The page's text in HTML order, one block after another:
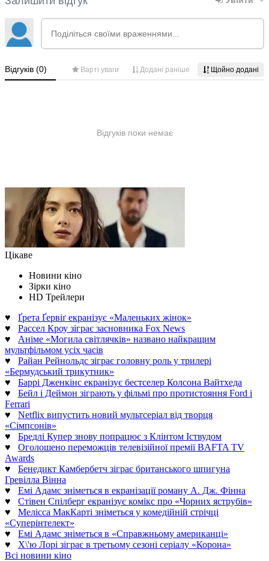
Цікаве
Новини кіно
Зірки кіно
HD Трейлери
♥ Ґрета Ґервіґ екранізує «Маленьких жінок»
♥ Рассел Кроу зіграє засновника Fox News
♥ Аніме «Могила світлячків» названо найкращим
мультфільмом усіх часів
♥ Райан Рейнольдс зіграє головну роль у трилері
«Бермудський трикутник»
♥ Баррі Дженкінс екранізує бестселер Колсона Вайтхеда
♥ Бейл і Деймон зіграють у фільмі про протистояння Ford і
Ferrari
♥ Netflix випустить новий мультсеріал від творця
«Сімпсонів»
♥ Бредлі Купер знову попрацює з Клінтом Іствудом
♥ Оголошено переможців телевізійної премії BAFTA TV
Awards
♥ Бенедикт Камбербетч зіграє британського шпигуна
Гревілла Вінна
♥ Емі Адамс зніметься в екранізації роману А. Дж. Фінна
♥ Стівен Спілберг екранізує комікс про «Чорних яструбів»
♥ Мелісса МакКарті зніметься у комедійній стрічці
«Суперінтелект»
♥ Емі Адамс зніметься в «Справжньому американці»
♥ Х\'ю Лорі зіграє в третьому сезоні серіалу «Корона»
Всі новини кіно